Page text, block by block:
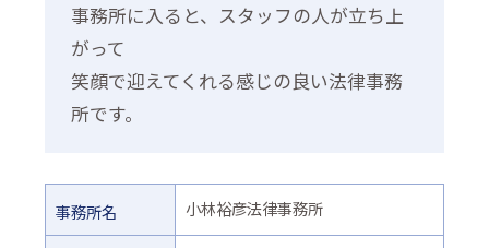
事務所に入ると、スタッフの人が立ち上
がって
笑顔で迎えてくれる感じの良い法律事務
所です。
事務所名 小林裕彦法律事務所